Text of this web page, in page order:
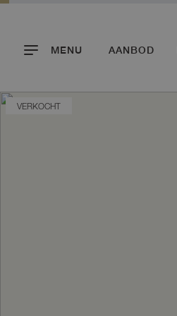
MENU AANBOD
VERKOCHT